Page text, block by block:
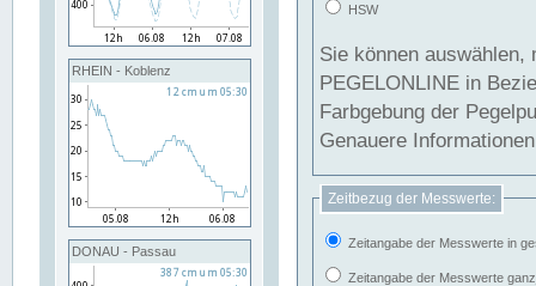
RHEIN - Koblenz
DONAU - Passau
HSW
Sie können
PEGELONLINE in Beziehung
Farbgebung der
Genauere
Zeitbezug der Messwerte:
Zeitangabe der Messwerte in
Zeitangabe der Messwerte